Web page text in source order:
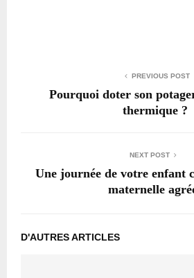
PREVIOUS POST
Pourquoi doter son
thermique ?
NEXT POST
Une journée de votre enfant
maternelle
D'AUTRES ARTICLES